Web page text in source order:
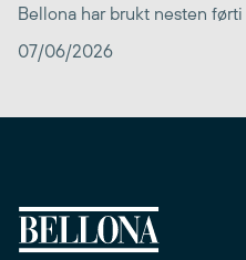
Bellona har brukt nesten førti
07/06/2026